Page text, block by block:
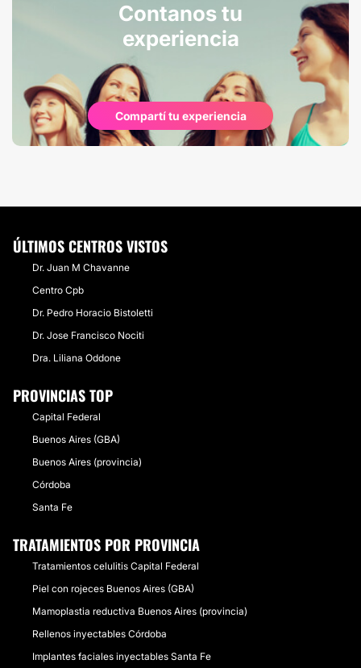
Contanos tu
experiencia
Compartí tu experiencia
ÚLTIMOS CENTROS VISTOS
Dr. Juan M Chavanne
Centro Cpb
Dr. Pedro Horacio Bistoletti
Dr. Jose Francisco Nociti
Dra. Liliana Oddone
PROVINCIAS TOP
Capital Federal
Buenos Aires (GBA)
Buenos Aires (provincia)
Córdoba
Santa Fe
TRATAMIENTOS POR PROVINCIA
Tratamientos celulitis Capital Federal
Piel con rojeces Buenos Aires (GBA)
Mamoplastia reductiva Buenos Aires (provincia)
Rellenos inyectables Córdoba
Implantes faciales inyectables Santa Fe